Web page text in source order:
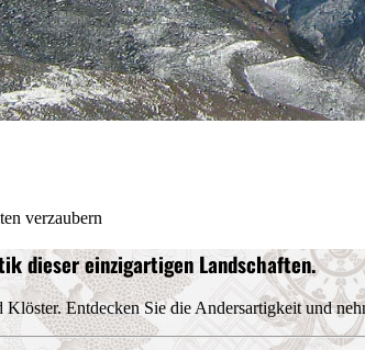
verzaubern
dieser einzigartigen Landschaften.
Entdecken Sie die Andersartigkeit und